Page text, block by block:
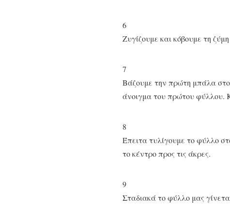
6
Ζυγίζουμε και κόβουμε τη
7
Βάζουμε την πρώτη μπάλα
άνοιγμα του πρώτου φύλλου.
8
Έπειτα τυλίγουμε το φύλλο
το κέντρο προς τις άκρες.
9
Σταδιακά το φύλλο μας